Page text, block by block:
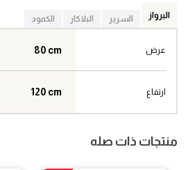
البرواز السرير البلاكار الكمود
عرض 80 cm
ارتفاع 120 cm
منتجات ذات صله